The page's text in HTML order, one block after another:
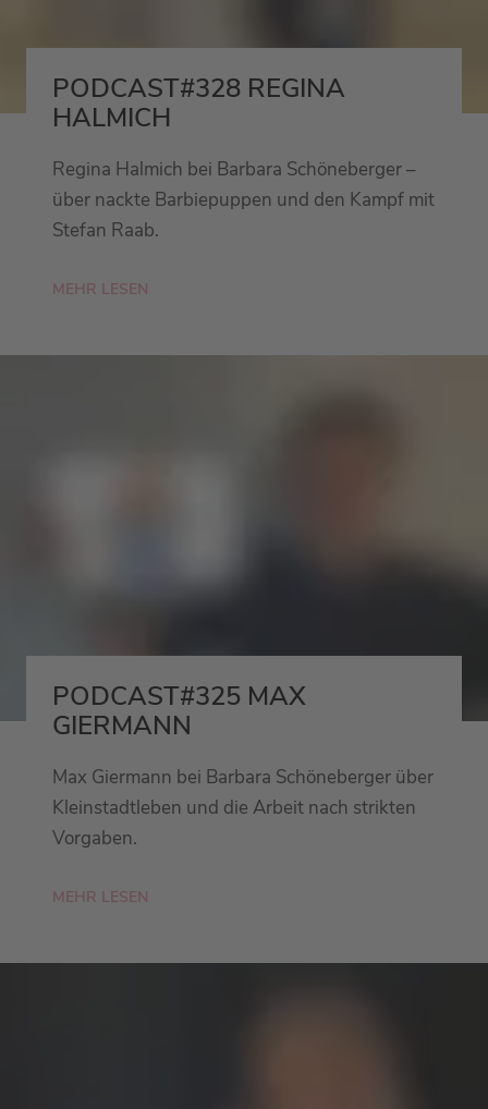
PODCAST#328 REGINA
HALMICH
Regina Halmich bei Barbara Schöneberger –
über nackte Barbiepuppen und den Kampf mit
Stefan Raab.
MEHR LESEN
PODCAST#325 MAX
GIERMANN
Max Giermann bei Barbara Schöneberger über
Kleinstadtleben und die Arbeit nach strikten
Vorgaben.
MEHR LESEN